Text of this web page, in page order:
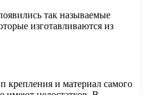
так называемые
изготавливаются из
крепления и материал самого